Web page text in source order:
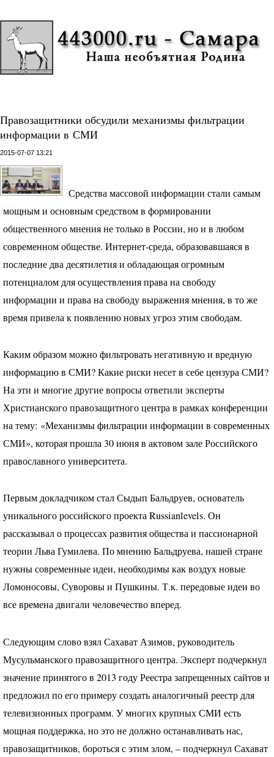
Правозащитники обсудили механизмы фильтрации
информации в СМИ
2015-07-07 13:21
Средства массовой информации стали самым
мощным и основным средством в формировании
общественного мнения не только в России, но и в любом
современном обществе. Интернет-среда, образовавшаяся в
последние два десятилетия и обладающая огромным
потенциалом для осуществления права на свободу
информации и права на свободу выражения мнения, в то же
время привела к появлению новых угроз этим свободам.
Каким образом можно фильтровать негативную и вредную
информацию в СМИ? Какие риски несет в себе цензураСМИ?
На эти и многие другие вопросы ответили эксперты
Христианского правозащитного центра в рамках конференции
на тему: «Механизмы фильтрации информации в современных
СМИ», которая прошла 30 июня в актовом зале Российского
православного университета.
Первым докладчиком стал Сыдып Бальдруев, основатель
уникального российского проекта Russianlevels. Он
рассказывал о процессах развития общества и пассионарной
теории Льва Гумилева. По мнению Бальдруева, нашей стране
нужны современные идеи, необходимы как воздух новые
Ломоносовы, Суворовы и Пушкины. Т.к. передовые идеи во
все времена двигали человечество вперед.
Следующим слово взял Сахават Азимов, руководитель
Мусульманского правозащитного центра. Эксперт подчеркнул
значение принятого в 2013 году Реестра запрещенных сайтов и
предложил по его примеру создать аналогичный реестр для
телевизионных программ. У многих крупныхСМИ есть
мощная поддержка, но это не должно останавливать нас,
правозащитников, бороться с этим злом, – подчеркнул Сахават